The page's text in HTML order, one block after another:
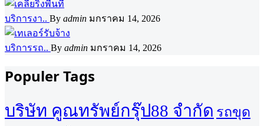
บริการงา.. By admin มกราคม 14, 2026
บริการรถ.. By admin มกราคม 14, 2026
Populer Tags
บริษัท คูณทรัพย์กรุ๊ป88 จำกัด รถขุด